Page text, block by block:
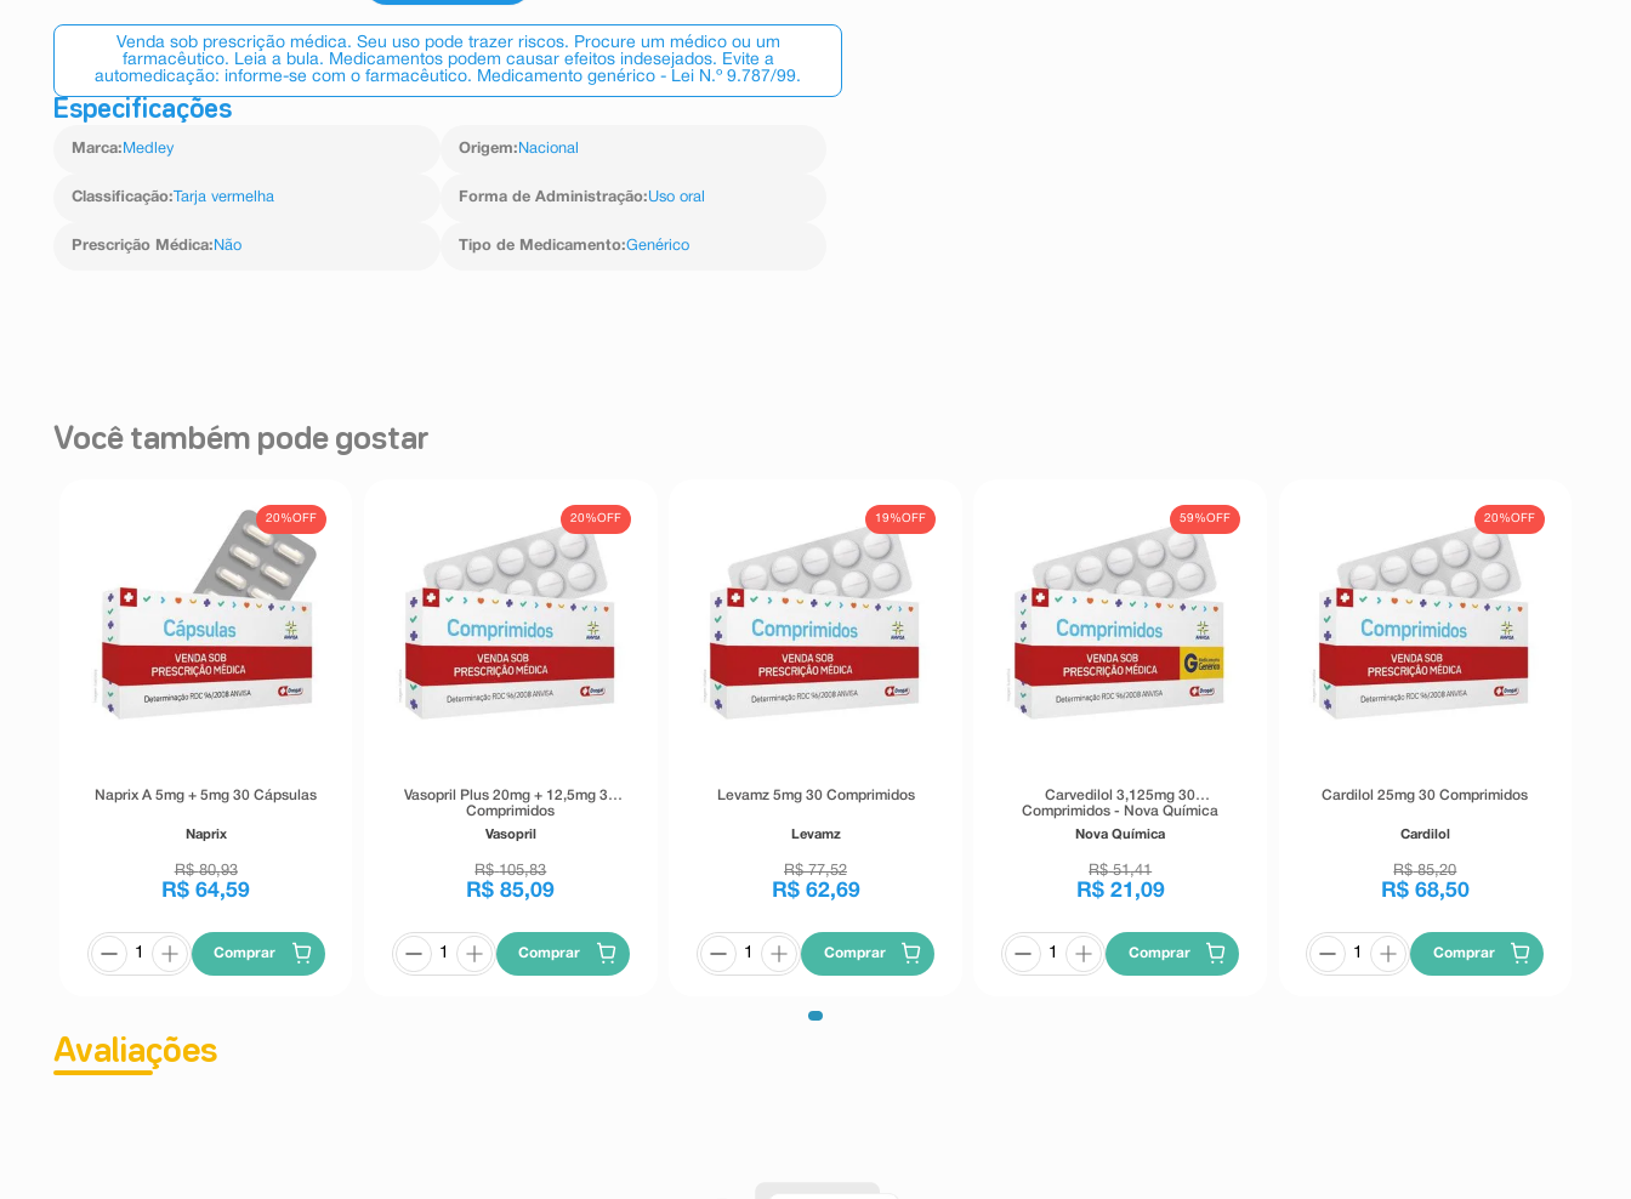
Venda sob prescrição médica. Seu uso pode trazer riscos. Procure um médico ou um
farmacêutico. Leia a bula. Medicamentos podem causar efeitos indesejados. Evite a
automedicação: informe-se com o farmacêutico. Medicamento genérico - Lei N.º 9.787/99.
Especificações
Marca: Medley Origem: Nacional
Classificação: Tarja vermelha Forma de Administração:Uso oral
Prescrição Médica: Não Tipo de Medicamento:Genérico
Você também pode gostar
20%OFF
Naprix A 5mg + 5mg 30 Cápsulas
Naprix
R$ 80,93
R$ 64,59
Comprar
20%OFF
Vasopril Plus 20mg + 12,5mg 30
Comprimidos
Vasopril
R$ 105,83
R$ 85,09
Comprar
19%OFF
Levamz 5mg 30 Comprimidos
Levamz
R$ 77,52
R$ 62,69
Comprar
59%OFF
Carvedilol 3,125mg 30
Comprimidos - Nova Química
Nova Química
R$ 51,41
R$ 21 ,09
Comprar
20%OFF
Cardilol 25mg 30 Comprimidos
Cardilol
R$ 85,20
R$ 68,50
Comprar
Avaliações